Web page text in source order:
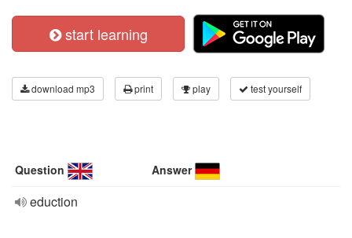
start learning
download mp3 print play test yourself
Question Answer
eduction